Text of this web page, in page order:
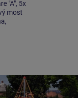
"A", 5x
most